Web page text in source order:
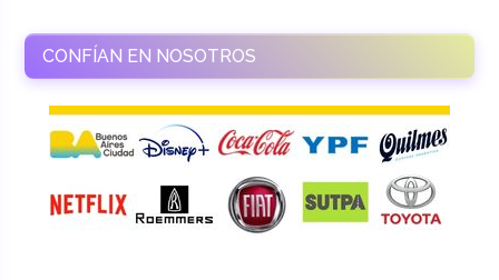
RAMASSO PRODUCTORA